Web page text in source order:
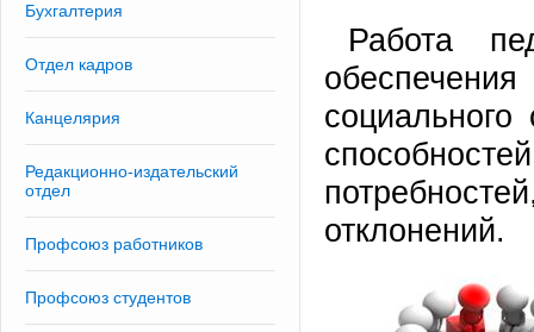
Бухгалтерия
Отдел кадров
Канцелярия
Редакционно-издательский
отдел
Профсоюз работников
Профсоюз студентов
Работа
отклонений.